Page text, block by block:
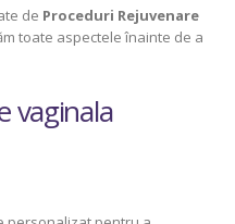
de Proceduri Rejuvenare
toate aspectele înainte de a
vaginala